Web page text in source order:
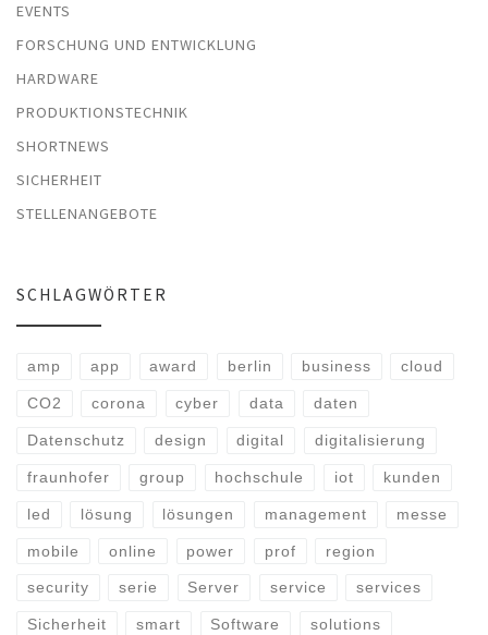
EVENTS
FORSCHUNG UND ENTWICKLUNG
HARDWARE
PRODUKTIONSTECHNIK
SHORTNEWS
SICHERHEIT
STELLENANGEBOTE
SCHLAGWÖRTER
amp app award berlin business cloud
CO2 corona cyber data daten
Datenschutz design digital digitalisierung
fraunhofer group hochschule iot kunden
led lösung lösungen management messe
mobile online power prof region
security serie Server service services
Sicherheit smart Software solutions